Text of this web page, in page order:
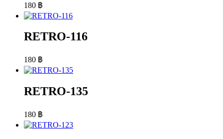
180 ฿
RETRO-116
180 ฿
RETRO-135
180 ฿